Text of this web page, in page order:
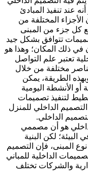
المبادئ
المختلفة من
من المبنى
تتوافق بشكل جيد
المكان؛ وهذا هو
علم التواصل
من خلال
يمكن
اليومية
تصميمات
الداخلي للمنزل
الداخلي.
هو أن مصممي
لكن البنية
فإن التصميم
الداخلية للمباني
والشركات تختلف